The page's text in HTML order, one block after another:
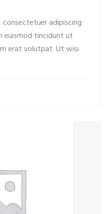
adipiscing
euismod tincidunt ut
erat volutpat. Ut wisi
CART